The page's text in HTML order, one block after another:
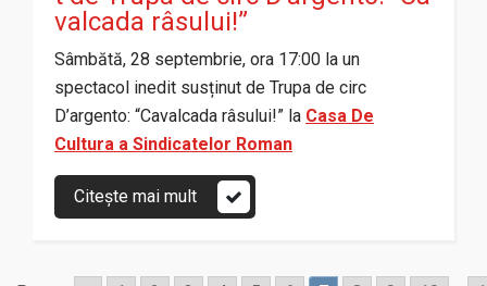
valcada râsului!”
Sâmbătă, 28 septembrie, ora 17:00 la un
spectacol inedit susținut de Trupa de circ
D’argento: “Cavalcada râsului!” la Casa De
Cultura a Sindicatelor Roman
Citește mai mult